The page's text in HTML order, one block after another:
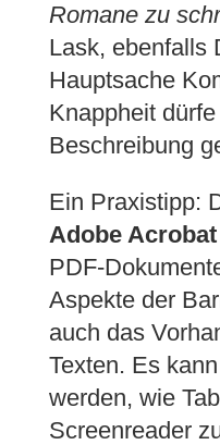
Romane zu
Lask, ebenfalls
Hauptsache
Knappheit
Beschreibung
Ein Praxistipp:
Adobe
PDF-
Aspekte der
auch das
Texten. Es
werden, wie
Screenreader